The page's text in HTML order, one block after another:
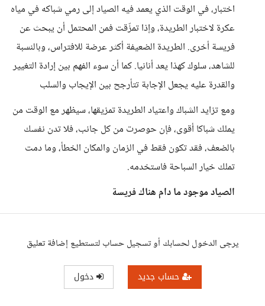
اختبار، في الوقت الذي يعمد فيه الصياد إلى رمي شباكه في مياه
عكرة لاختبار الطريدة، وإذا تمزّقت فمن المحتمل أن يبحث عن
فريسة أخرى. الطريدة الضعيفة أكثر عرضة للافتراس، وبالنسبة
للشاهد، سلوك كهذا يعد أنانيا. كما أن سوء الفهم بين إرادة التغيير
والقدرة عليه يجعل الإجابة تتأرجح بين الإيجاب والسلب
ومع تزايد الشباك واعتياد الطريدة تمزيقها، سيظهر مع الوقت من
يملك شباكا أقوى، فإن حوصرت من كل جانب، فلا تدن نفسك
بالضعف، فقد تكون فقط في الزمان والمكان الخطأ، وما دمت
تملك خيار السباحة فاستخدمه.
الصياد موجود ما دام هناك فريسة
يرجى الدخول لحسابك أو تسجيل حساب لتستطيع إضافة تعليق
حساب جديد دخول